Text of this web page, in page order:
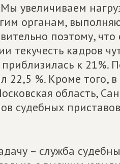
увеличиваем
органам,
поэтому, что
текучесть кадров
к 21%.
%. Кроме того, в
область,
судебных
– служба